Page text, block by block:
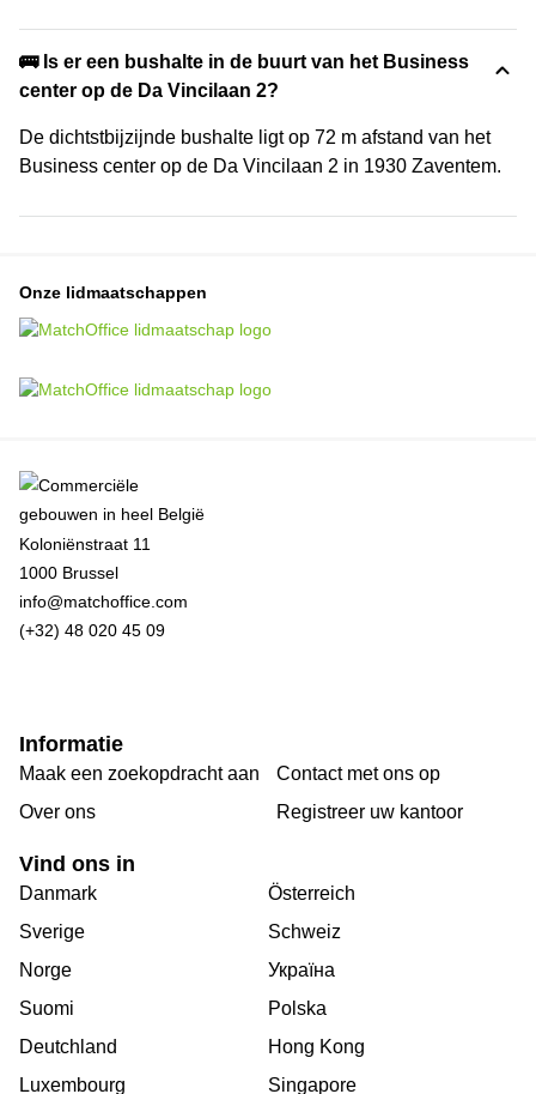
🚌 Is er een bushalte in de buurt van het Business
center op de Da Vincilaan 2?
De dichtstbijzijnde bushalte ligt op 72 m afstand van het
Business center op de Da Vincilaan 2 in 1930 Zaventem.
Onze lidmaatschappen
Koloniënstraat 11
1000 Brussel
info@matchoffice.com
(+32) 48 020 45 09
Informatie
Maak een zoekopdracht aan
Over ons
Contact met ons op
Registreer uw kantoor
Vind ons in
Danmark
Sverige
Norge
Suomi
Deutchland
Luxembourg
Österreich
Schweiz
Україна
Polska
Hong Kong
Singapore